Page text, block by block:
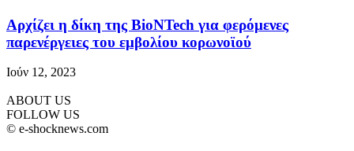
Αρχίζει η δίκη της BioNTech για φερόμενες
παρενέργειες του εμβολίου κορωνοϊού
Ιούν 12, 2023
ABOUT US
FOLLOW US
© e-shocknews.com